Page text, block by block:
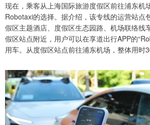
现在，乘客从上海国际旅游度假区前往浦东机
Robotaxi的选择。据介绍，该专线的运营站点
假区主题酒店、度假区生态园路、机场联络线
假区站点附近，用户可以在享道出行APP的
用车。从度假区站点前往浦东机场，整体用时